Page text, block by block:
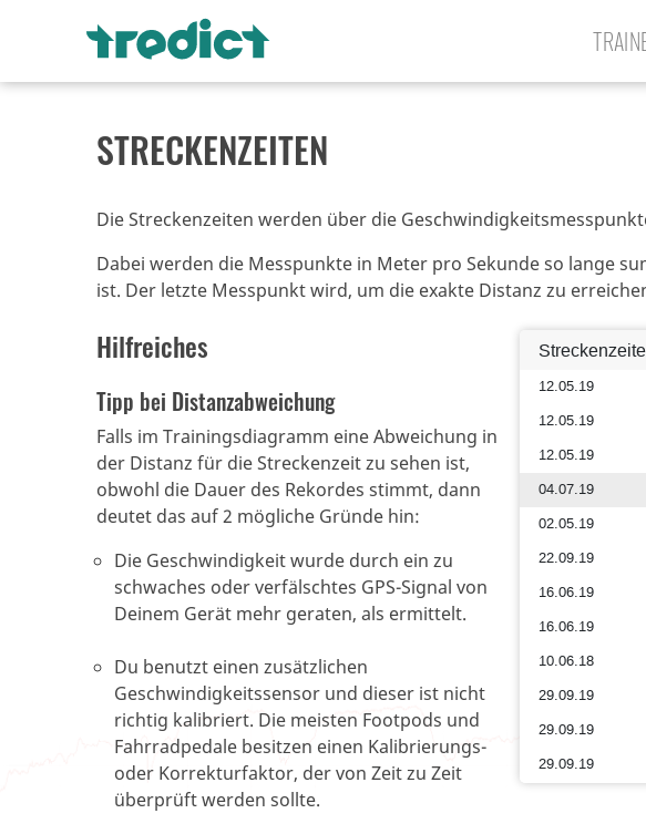
STRECKENZEITEN
Die Streckenzeiten werden über die
Dabei werden die Messpunkte in Meter pro Sekunde so lange
ist. Der letzte Messpunkt wird, um die exakte Distanz zu
Hilfreiches
Tipp bei Distanzabweichung
Falls im Trainingsdiagramm eine Abweichung in
der Distanz für die Streckenzeit zu sehen ist,
obwohl die Dauer des Rekordes stimmt, dann
deutet das auf 2 mögliche Gründe hin:
Die Geschwindigkeit wurde durch ein zu
schwaches oder verfälschtes GPS-Signal von
Deinem Gerät mehr geraten, als ermittelt.
Du benutzt einen zusätzlichen
Geschwindigkeitssensor und dieser ist nicht
richtig kalibriert. Die meisten Footpods und
Fahrradpedale besitzen einen Kalibrierungs-
oder Korrekturfaktor, der von Zeit zu Zeit
überprüft werden sollte.